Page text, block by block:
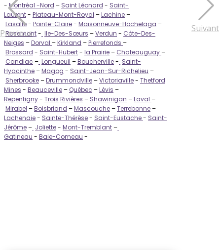
Previous Suivant
-Montréal -Nord – Saint Léonard - Saint-
Laurent- Plateau-Mont-Royal –Lachine –
Lasalle- Pointe-Claire- Maisonneuve-Hochelaga –
Rosemont- Ile-Des-Sœurs –Verdun - Côte-Des-
Neiges –Dorval –Kirkland –Pierrefonds –
Brossard - Saint-Hubert- la Prairie – Chateauguay –
Candiac – Longueuil –Boucherville- Saint-
Hyacinthe –Magog - Saint-Jean-Sur-Richelieu –
Sherbrooke –Drummondville –Victoriaville- Thetford
Mines - Beauceville – Québec –Lévis –
Repentigny- Trois Rivières – Shawinigan –Laval –
Mirabel –Boisbriand –Mascouche –Terrebonne –
Lachenaie- Sainte-Thérèse- Saint-Eustache- Saint-
Jérôme – Joliette- Mont-Tremblant –
Gatineau - Baie-Comeau -